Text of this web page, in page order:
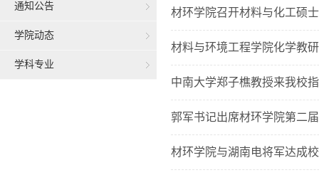
通知公告
学院动态
学科专业
材环学院召开材料与化工硕
材料与环境工程学院化学教
中南大学郑子樵教授来我校
郭军书记出席材环学院第二
材环学院与湖南电将军达成